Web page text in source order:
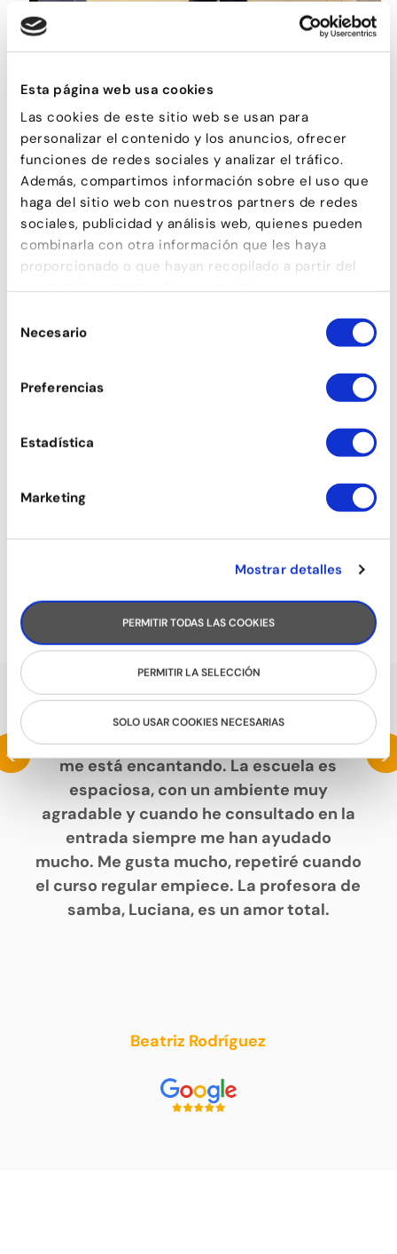
Esta página web usa cookies
Las cookies de este sitio web se usan para
personalizar el contenido y los anuncios, ofrecer
funciones de redes sociales y analizar el tráfico.
Además, compartimos información sobre el uso que
haga del sitio web con nuestros partners de redes
sociales, publicidad y análisis web, quienes pueden
combinarla con otra información que les haya
proporcionado o que hayan recopilado a partir del
uso que haya hecho de sus servicios.
deNecesario
Preferencias
Estadística
Marketing
Mostrar detalles
PERMITIR TODAS LAS COOKIES
PERMITIR LA SELECCIÓN
SOLO USAR COOKIES NECESARIAS
HABLAN DE NOSOTROS
<
Estoy haciendo un intensivo de samba y
me está encantando. La escuela es
espaciosa, con un ambiente muy
agradable y cuando he consultado en la
entrada siempre me han ayudado
mucho. Me gusta mucho, repetiré cuando
el curso regular empiece. La profesora de
samba, Luciana, es un amor total.
Beatriz Rodríguez
>